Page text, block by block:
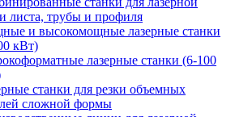
листа, трубы и профиля
и высокомощные лазерные станки
кВт)
лазерные станки (6-100
станки для резки объемных
сложной формы